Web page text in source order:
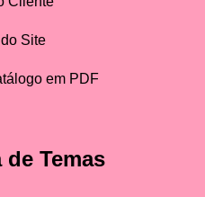
Site
em PDF
Temas